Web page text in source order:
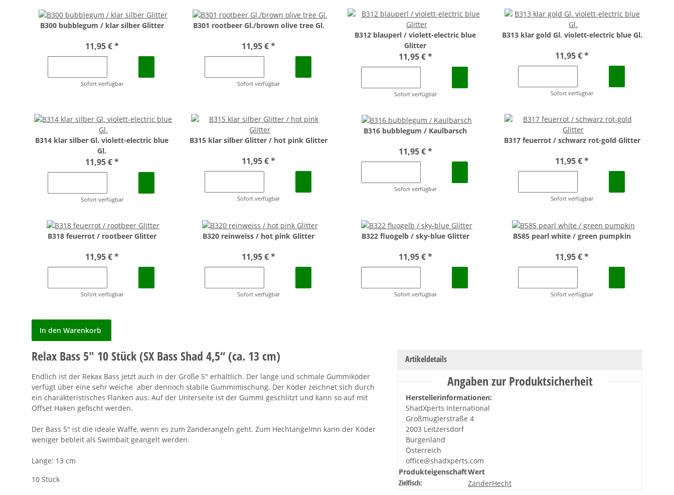
B300 bubblegum / klar silber Glitter
11,95 €*
Sofort verfügbar
B301 rootbeer Gl./brown olive tree Gl.
11,95 €*
Sofort verfügbar
B312 blauperl / violett-electric blue
Glitter
11,95 €*
Sofort verfügbar
B313 klar gold Gl. violett-electric blue Gl.
11,95 €*
Sofort verfügbar
B314 klar silber Gl. violett-electric blue
Gl.
11,95 €*
Sofort verfügbar
B315 klar silber Glitter / hot pink Glitter
11,95 €*
Sofort verfügbar
B316 bubblegum / Kaulbarsch
11,95 €*
Sofort verfügbar
B317 feuerrot / schwarz rot-gold Glitter
11,95 €*
Sofort verfügbar
B318 feuerrot / rootbeer Glitter
11,95 €*
Sofort verfügbar
B320 reinweiss / hot pink Glitter
11,95 €*
Sofort verfügbar
B322 fluogelb / sky-blue Glitter
11,95 €*
Sofort verfügbar
B585 pearl white / green pumpkin
11,95 €*
Sofort verfügbar
In den Warenkorb
Relax Bass 5" 10 Stück (SX Bass Shad 4,5“ (ca. 13 cm)
Endlich ist der Rekax Bass jetzt auch in der Größe 5" erhältlich. Der lange und schmale Gummiköder
verfügt über eine sehr weiche aber dennoch stabile Gummimischung. Der Köder zeichnet sich durch
ein charakteristisches Flanken aus. Auf der Unterseite ist der Gummi geschlitzt und kann so auf mit
Offset Haken gefischt werden.
Der Bass 5" ist die ideale Waffe, wenn es zum Zanderangeln geht. Zum Hechtangelmn kann der Köder
weniger bebleit als Swimbait geangelt werden.
Länge: 13 cm
10 Stück
Artikeldetails
Angaben zur Produktsicherheit
Herstellerinformationen:
ShadXperts International
Großmuglerstraße 4
2003 Leitzersdorf
Burgenland
Österreich
office@shadxperts.com
ProdukteigenschaftWert
Zielfisch:
ZanderHecht